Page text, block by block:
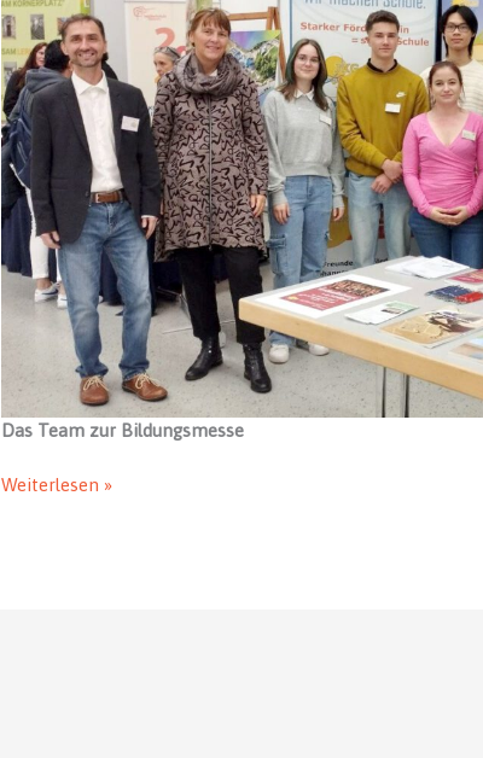
Das Team zur Bildungsmesse
Bildungsmesse
Weiterlesen »